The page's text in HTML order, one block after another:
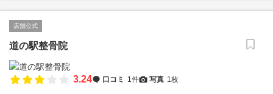
店舗公式
道の駅整骨院
3.24 口コミ 1件 写真 1枚